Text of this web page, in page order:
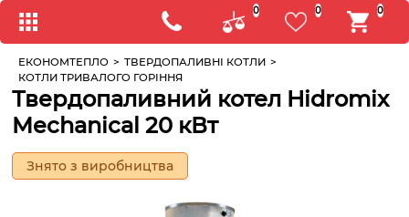
0 0 0
ЕКОНОМТЕПЛО > ТВЕРДОПАЛИВНІ КОТЛИ >
КОТЛИ ТРИВАЛОГО ГОРІННЯ
Твердопаливний котел Hidromix
Mechanical 20 кВт
Знято з виробництва